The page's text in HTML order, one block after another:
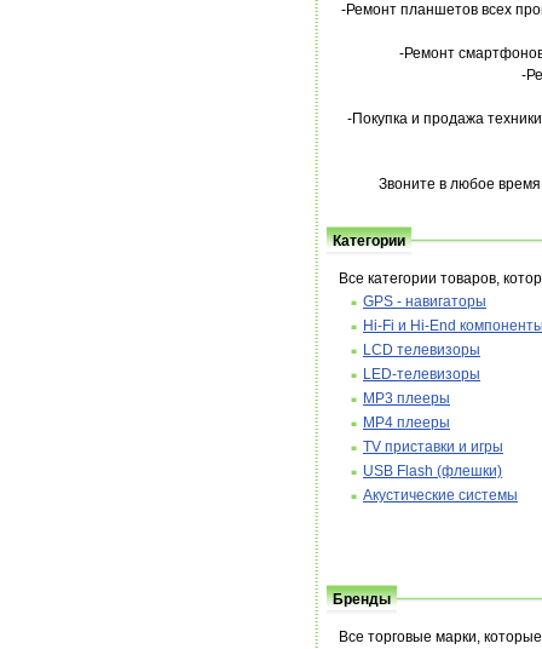
-Ремонт планшетов всех
-Ремонт
-
-Покупка и продажа
Звоните в любое
Категории
Все категории товаров,
GPS - навигаторы
Hi-Fi и Hi-End
LCD телевизоры
LED-телевизоры
MP3 плееры
MP4 плееры
TV приставки и игры
USB Flash (флешки)
Акустические системы
Бренды
Все торговые марки,